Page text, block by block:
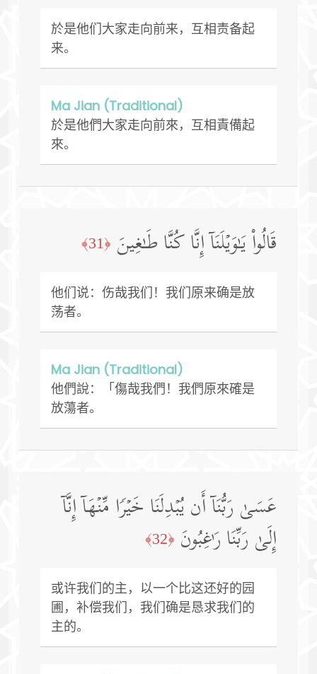
於是他们大家走向前来，互相责备起
来。
Ma Jian (Traditional)
於是他們大家走向前來，互相責備起
來。
قَالُوا۟ یَـٰوَیۡلَنَاۤ إِنَّا كُنَّا طَـٰغِینَ ﴿31﴾
他们说：伤哉我们！我们原来确是放
荡者。
Ma Jian (Traditional)
他們說：「傷哉我們！我們原來確是
放蕩者。
عَسَىٰ رَبُّنَاۤ أَن یُبۡدِلَنَا خَیۡرࣰا مِّنۡهَاۤ إِنَّاۤ
إِلَىٰ رَبِّنَا رَ ٰ⁠غِبُونَ ﴿32﴾
或许我们的主，以一个比这还好的园
圃，补偿我们，我们确是恳求我们的
主的。